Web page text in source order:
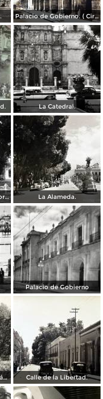
Palacio de Gobierno. ( Circulada el 3 de Febrero de 1933 ).
La Catedral.
Costado del Zocalo y Portal de Mercaderes. La Alameda.
Palacio de Gobierno
Monumento a Benito Juárez Calle de la Libertad.